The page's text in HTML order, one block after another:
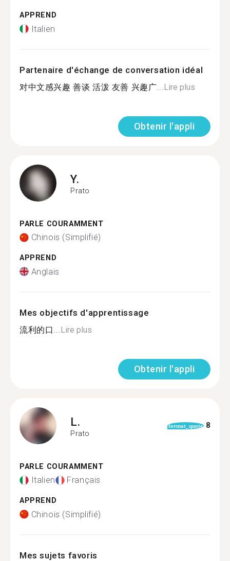
APPREND
Italien
Partenaire d'échange de conversation idéal
对中文感兴趣 善谈 活泼 友善 兴趣广... Lire plus
Obtenir l'appli
Y.
Prato
PARLE COURAMMENT
Chinois (Simplifié)
APPREND
Anglais
Mes objectifs d'apprentissage
流利的口... Lire plus
Obtenir l'appli
L.
Prato
format_quote 8
PARLE COURAMMENT
Italien Français
APPREND
Chinois (Simplifié)
Mes sujets favoris